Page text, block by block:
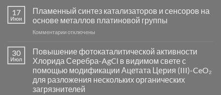
17
Июн
Пламенный синтез катализаторов и сенсоров на
основе металлов платиновой группы
Комментариик
Пламенный
синтез
катализаторов
и
сенсоров
на
отключены
30
Июл
Повышение фотокаталитической активности
Хлорида Серебра-AgCl в видимом свете с
помощью модификации Ацетата Церия (III)-CeO₂
для разложения нескольких органических
загрязнителей